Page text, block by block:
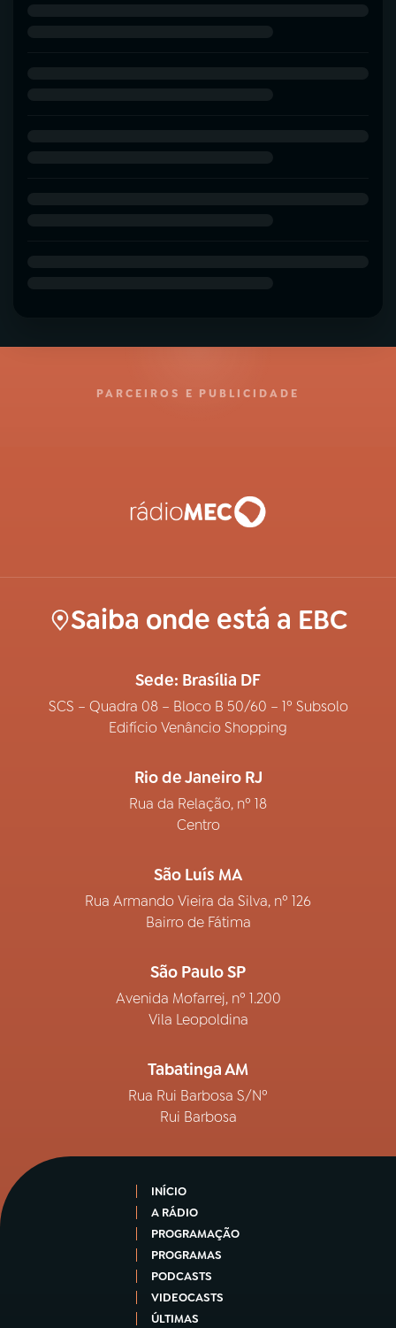
PARCEIROS E PUBLICIDADE
Saiba onde está a EBC
Sede: Brasília DF
SCS – Quadra 08 – Bloco B 50/60 – 1º Subsolo
Edifício Venâncio Shopping
Rio de Janeiro RJ
Rua da Relação, nº 18
Centro
São Luís MA
Rua Armando Vieira da Silva, nº 126
Bairro de Fátima
São Paulo SP
Avenida Mofarrej, nº 1.200
Vila Leopoldina
Tabatinga AM
Rua Rui Barbosa S/Nº
Rui Barbosa
INÍCIO
A RÁDIO
PROGRAMAÇÃO
PROGRAMAS
PODCASTS
VIDEOCASTS
ÚLTIMAS